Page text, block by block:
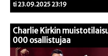
ti 23.09.2025 23:19
Charlie Kirkin
000 osallistujaa